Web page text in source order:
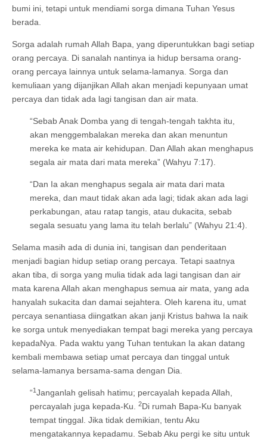
bumi ini, tetapi untuk mendiami sorga dimana Tuhan Yesus
berada.
Sorga adalah rumah Allah Bapa, yang diperuntukkan bagi setiap
orang percaya. Di sanalah nantinya ia hidup bersama orang-
orang percaya lainnya untuk selama-lamanya. Sorga dan
kemuliaan yang dijanjikan Allah akan menjadi kepunyaan umat
percaya dan tidak ada lagi tangisan dan air mata.
“Sebab Anak Domba yang di tengah-tengah takhta itu,
akan menggembalakan mereka dan akan menuntun
mereka ke mata air kehidupan. Dan Allah akan menghapus
segala air mata dari mata mereka” (Wahyu 7:17).
“Dan Ia akan menghapus segala air mata dari mata
mereka, dan maut tidak akan ada lagi; tidak akan ada lagi
perkabungan, atau ratap tangis, atau dukacita, sebab
segala sesuatu yang lama itu telah berlalu” (Wahyu 21:4).
Selama masih ada di dunia ini, tangisan dan penderitaan
menjadi bagian hidup setiap orang percaya. Tetapi saatnya
akan tiba, di sorga yang mulia tidak ada lagi tangisan dan air
mata karena Allah akan menghapus semua air mata, yang ada
hanyalah sukacita dan damai sejahtera. Oleh karena itu, umat
percaya senantiasa diingatkan akan janji Kristus bahwa Ia naik
ke sorga untuk menyediakan tempat bagi mereka yang percaya
kepadaNya. Pada waktu yang Tuhan tentukan Ia akan datang
kembali membawa setiap umat percaya dan tinggal untuk
selama-lamanya bersama-sama dengan Dia.
“1Janganlah gelisah hatimu; percayalah kepada Allah,
percayalah juga kepada-Ku.
2Di rumah Bapa-Ku banyak
tempat tinggal. Jika tidak demikian, tentu Aku
mengatakannya kepadamu. Sebab Aku pergi ke situ untuk